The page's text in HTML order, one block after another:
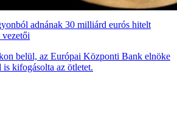
adnának 30 milliárd eurós hitelt
belül, az Európai Központi Bank elnöke
kifogásolta az ötletet.